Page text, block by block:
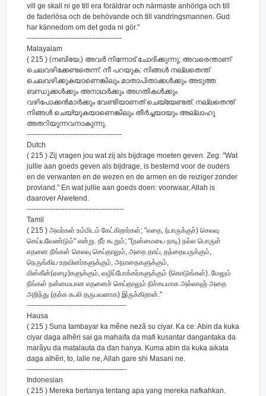
vill ge skall ni ge till era föräldrar och närmaste anhöriga och till
de faderlösa och de behövande och till vandringsmannen. Gud
har kännedom om det goda ni gör."
----------------------------------------
Malayalam
( 215 ) (നബിയേ,) അവര്‍ നിന്നോട് ചോദിക്കുന്നു; അവരെന്താണ്
ചെലവഴിക്കേണ്ടതെന്ന്‌. നീ പറയുക: നിങ്ങള്‍ നല്ലതെന്ത്
ചെലവഴിക്കുകയാണെങ്കിലും മാതാപിതാക്കള്‍ക്കും അടുത്ത
ബന്ധുക്കള്‍ക്കും അനാഥര്‍ക്കും അഗതികള്‍ക്കും
വഴിപോക്കന്‍മാര്‍ക്കും വേണ്ടിയാണത് ചെയ്യേണ്ടത്‌. നല്ലതെന്ത്
നിങ്ങള്‍ ചെയ്യുകയാണെങ്കിലും തീര്‍ച്ചയായും അല്ലാഹു
അതറിയുന്നവനാകുന്നു.
----------------------------------------
Dutch
( 215 ) Zij vragen jou wat zij als bijdrage moeten geven. Zeg: "Wat
jullie aan goeds geven als bijdrage, is besternd voor de ouders
en de verwanten en de wezen en de armen en de reiziger zonder
proviand." En wat jullie aan goeds doen: voorwaar, Allah is
daarover Alwetend.
-----------------------------------------
Tamil
( 215 ) அவர்கள் உம்மிடம் கேட்கிறார்கள்; "எதை, (யாருக்குச்) செலவு
செய்யவேண்டும்" என்று. நீர் கூறும்; "(நன்மையை நாடி) நல்ல பொருள்
எதனை நீங்கள் செலவு செய்தாலும், அதை தாய், தந்தையருக்கும்,
நெருங்கிய உறவினர்களுக்கும், அநாதைகளுக்கும்,
மிஸ்கீன்(ஏழை)களுக்கும், வழிப்போக்கர்களுக்கும் (கொடுங்கள்). மேலும்
நீங்கள் நன்மையான எதனைச் செய்தாலும் நிச்சயமாக அல்லாஹ் அதை
அறிந்து (தக்க கூலி தருபவனாக) இருக்கிறான்."
------------------------------------------
Hausa
( 215 ) Suna tambayar ka mẽne nezã su ciyar. Ka ce: Abin da kuka
ciyar daga alhẽri sai ga mahaifa da mafi kusantar dangantaka da
marãyu da matalauta da ɗan hanya. Kuma abin da kuka aikata
daga alhẽri, to, lalle ne, Allah gare shi Masani ne.
------------------------------------------
Indonesian
( 215 ) Mereka bertanya tentang apa yang mereka nafkahkan.